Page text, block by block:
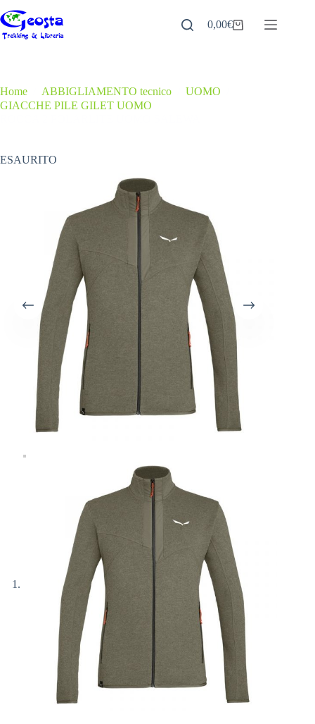
al
contenuto
Carrello
0,00€
Home ABBIGLIAMENTO tecnico UOMO
GIACCHE PILE GILET UOMO
ESAURITO